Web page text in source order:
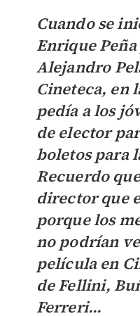
Cuando se
Enrique
Alejandro
Cineteca, en
pedía a los
de elector
boletos para
Recuerdo
director que
porque los
no podrían
película en
de Fellini,
Ferreri...